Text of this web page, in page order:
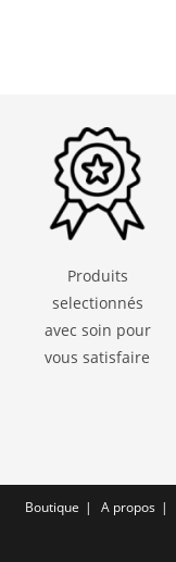
Produits
selectionnés
avec soin pour
vous satisfaire
Boutique A propos